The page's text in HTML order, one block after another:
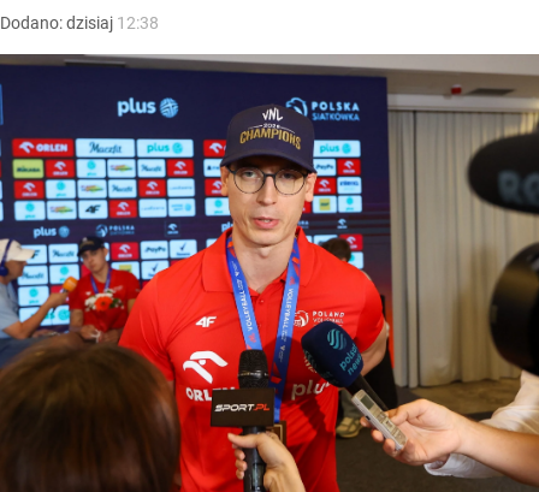
Dodano:dzisiaj 12:38